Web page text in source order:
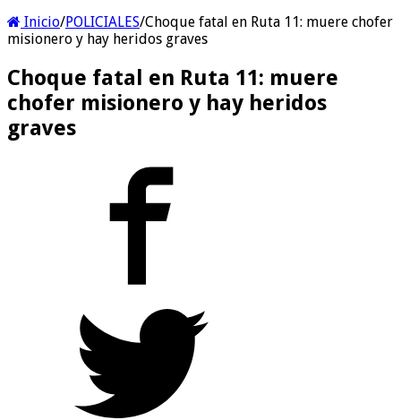
Inicio/POLICIALES/Choque fatal en Ruta 11: muere chofer
misionero y hay heridos graves
Choque fatal en Ruta 11: muere
chofer misionero y hay heridos
graves